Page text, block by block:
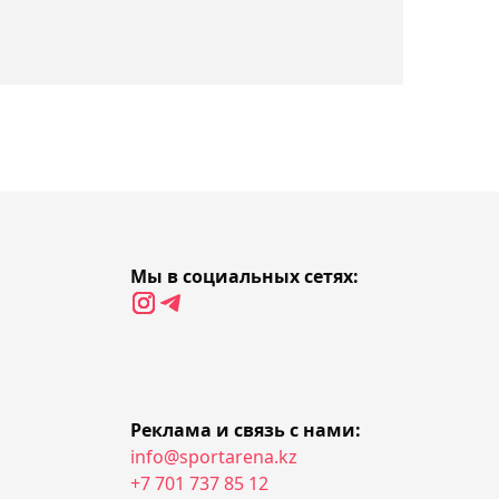
решением" для сборной
Казахстана
призеров юношеского
чемпионата мира по
Мы в социальных сетях:
Реклама и связь с нами:
info@sportarena.kz
+7 701 737 85 12